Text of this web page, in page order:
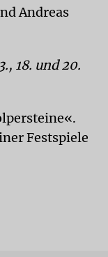
Andreas
18. und 20.
Festspiele